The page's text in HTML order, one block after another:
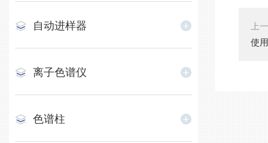
自动进样器
离子色谱仪
色谱柱
上
使